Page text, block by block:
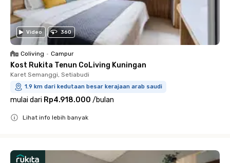
Video 360
Coliving • Campur
Kost Rukita Tenun CoLiving Kuningan
Karet Semanggi, Setiabudi
1.9 km dari kedutaan besar kerajaan arab saudi
mulai dari Rp4.918.000 /bulan
Lihat info lebih banyak